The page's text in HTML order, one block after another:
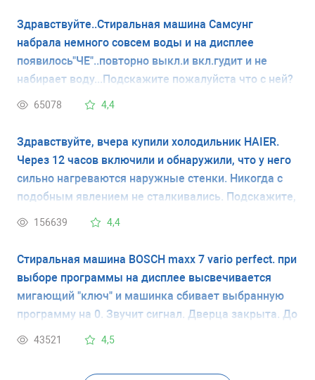
Здравствуйте..Стиральная машина Самсунг
набрала немного совсем воды и на дисплее
появилось"ЧЕ"..повторно выкл.и вкл.гудит и не
набирает воду...Подскажите пожалуйста что с ней?
65078 4,4
Здравствуйте, вчера купили холодильник HAIER.
Через 12 часов включили и обнаружили, что у него
сильно нагреваются наружные стенки. Никогда с
подобным явлением не сталкивались. Подскажите,
это неисправность холодильника или это
156639 4,4
Стиральная машина BOSCH maxx 7 vario perfect. при
выборе программы на дисплее высвечивается
мигающий "ключ" и машинка сбивает выбранную
программу на 0. Звучит сигнал. Дверца закрыта. До
этого машинка работала хорошо. У меня нет
43521 4,5